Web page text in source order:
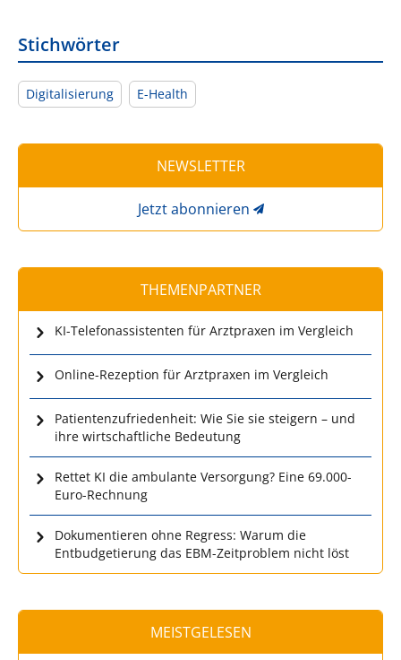
Stichwörter
Digitalisierung E-Health
NEWSLETTER
Jetzt abonnieren
THEMENPARTNER
KI-Telefonassistenten für Arztpraxen im Vergleich
Online-Rezeption für Arztpraxen im Vergleich
Patientenzufriedenheit: Wie Sie sie steigern – und
ihre wirtschaftliche Bedeutung
Rettet KI die ambulante Versorgung? Eine 69.000-
Euro-Rechnung
Dokumentieren ohne Regress: Warum die
Entbudgetierung das EBM-Zeitproblem nicht löst
MEISTGELESEN